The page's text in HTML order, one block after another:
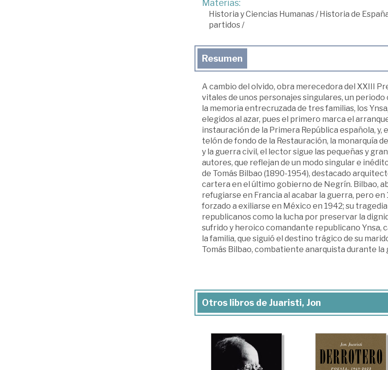
Materias:
Historia y Ciencias Humanas/Historia de
partidos/
Resumen
A cambio del olvido, obra merecedora del XXIII
vitales de unos personajes singulares, un
la memoria entrecruzada de tres familias, los
elegidos al azar, pues el primero marca el
instauración de la Primera República española,
telón de fondo de la Restauración, la monarquía
y la guerra civil, el lector sigue las pequeñas y
autores, que reflejan de un modo singular e
de Tomás Bilbao (1890-1954), destacado
cartera en el último gobierno de Negrín. Bilbao,
refugiarse en Francia al acabar la guerra, pero
forzado a exiliarse en México en 1942; su
republicanos como la lucha por preservar la
sufrido y heroico comandante republicano Ynsa,
la familia, que siguió el destino trágico de su
Tomás Bilbao, combatiente anarquista durante
Otros libros de Juaristi, Jon